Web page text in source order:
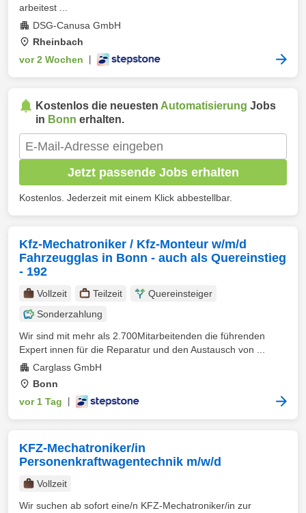
arbeitest ...
DSG-Canusa GmbH
Rheinbach
vor 2 Wochen
Kostenlos die neuesten Automatisierung Jobs
in Bonn erhalten.
Jetzt passende Jobs erhalten
Kostenlos. Jederzeit mit einem Klick abbestellbar.
Kfz-Mechatroniker / Kfz-Monteur w/m/d
Fahrzeugglas in Bonn - auch als Quereinstieg
- 192
Vollzeit Teilzeit
Quereinsteiger
Sonderzahlung
Wir sind mit mehr als 2.700Mitarbeitenden die führenden
Expert innen für die Reparatur und den Austausch von ...
Carglass GmbH
Bonn
vor 1 Tag
KFZ-Mechatroniker/in
Personenkraftwagentechnik m/w/d
Vollzeit
Wir suchen ab sofort eine/n KFZ-Mechatroniker/in zur